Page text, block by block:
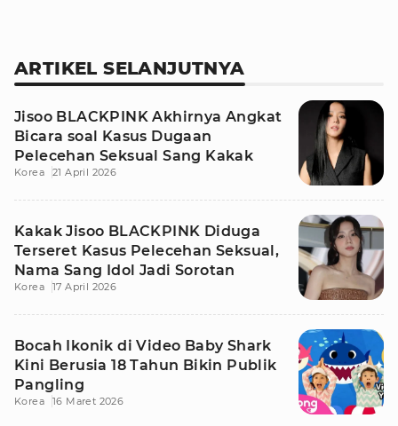
ARTIKEL SELANJUTNYA
Jisoo BLACKPINK Akhirnya Angkat
Bicara soal Kasus Dugaan
Pelecehan Seksual Sang Kakak
Korea 21 April 2026
Kakak Jisoo BLACKPINK Diduga
Terseret Kasus Pelecehan Seksual,
Nama Sang Idol Jadi Sorotan
Korea 17 April 2026
Bocah Ikonik di Video Baby Shark
Kini Berusia 18 Tahun Bikin Publik
Pangling
Korea 16 Maret 2026